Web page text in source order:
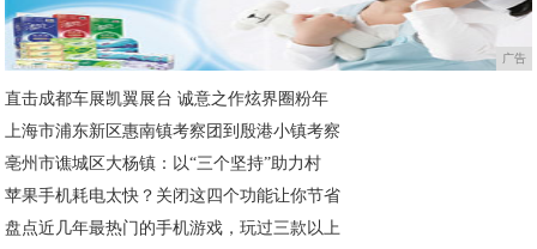
广告
直击成都车展凯翼展台 诚意之作炫界圈粉年
上海市浦东新区惠南镇考察团到殷港小镇考察
亳州市谯城区大杨镇：以“三个坚持”助力村
苹果手机耗电太快？关闭这四个功能让你节省
盘点近几年最热门的手机游戏，玩过三款以上